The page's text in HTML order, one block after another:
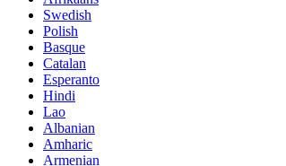
Swedish
Polish
Basque
Catalan
Esperanto
Hindi
Lao
Albanian
Amharic
Armenian